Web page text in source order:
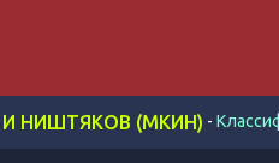
НИШТЯКОВ (МКИН) -